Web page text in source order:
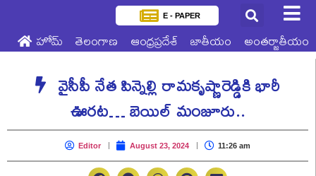
E - PAPER
హోమ్ తెలంగాణ ఆంధ్రప్రదేశ్ జాతీయం అంతర్జాతీయం
వైసీపీ నేత పిన్నెల్లి రామకృష్ణారెడ్డికి భారీ
ఊరట… బెయిల్ మంజూరు..
Editor August 23, 2024 11:26 am